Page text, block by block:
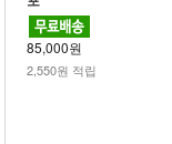
85,000원
2,550원 적립